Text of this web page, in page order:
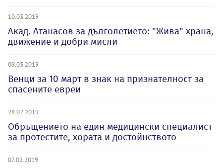
10.03.2019
Акад. Атанасов за дълголетието: "Жива" храна,
движение и добри мисли
09.03.2019
Венци за 10 март в знак на признателност за
спасените евреи
28.02.2019
Обръщението на един медицински специалист
за протестите, хората и достойнството
07.02.2019